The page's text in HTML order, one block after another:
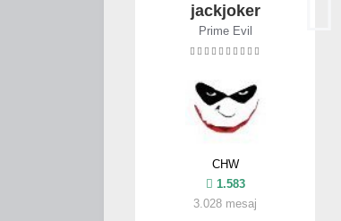
jackjoker
Prime Evil
CHW
1.583
3.028 mesaj